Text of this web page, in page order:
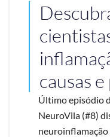
causas
Último episódio
NeuroVila (#8)